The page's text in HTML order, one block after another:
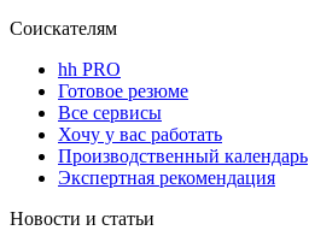
Соискателям
hh PRO
Готовое резюме
Все сервисы
Хочу у вас работать
Производственный календарь
Экспертная рекомендация
Новости и статьи